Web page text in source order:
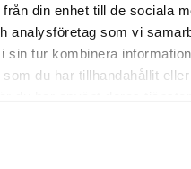
från din enhet till de sociala
analysföretag som vi
sin tur kombinera
som du har tillhandahållit
inte används
under